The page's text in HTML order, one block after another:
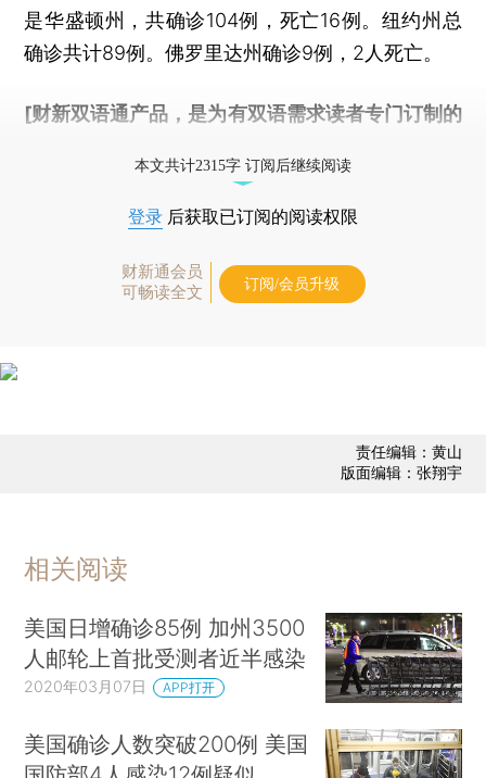
是华盛顿州，共确诊104例，死亡16例。纽约州总
确诊共计89例。佛罗里达州确诊9例，2人死亡。
[财新双语通产品，是为有双语需求读者专门订制的
本文共计2315字 订阅后继续阅读
登录 后获取已订阅的阅读权限
财新通会员
可畅读全文
订阅/会员升级
责任编辑：黄山
版面编辑：张翔宇
相关阅读
美国日增确诊85例 加州3500
人邮轮上首批受测者近半感染
2020年03月07日 APP打开
美国确诊人数突破200例 美国